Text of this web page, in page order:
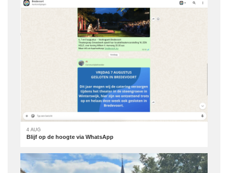
4 AUG
Blijf op de hoogte via WhatsApp